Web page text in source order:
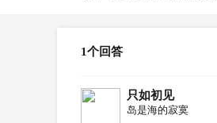
1个回答
只如初见
岛是海的寂寞